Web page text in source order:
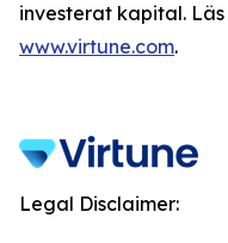
investerat kapital.
www.virtune.com.
Legal Disclaimer: